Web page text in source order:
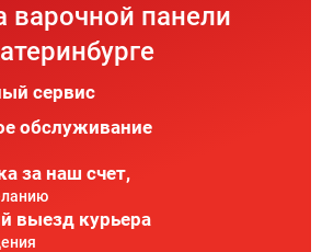
варочной панели
сервис
обслуживание
за наш счет,
выезд курьера